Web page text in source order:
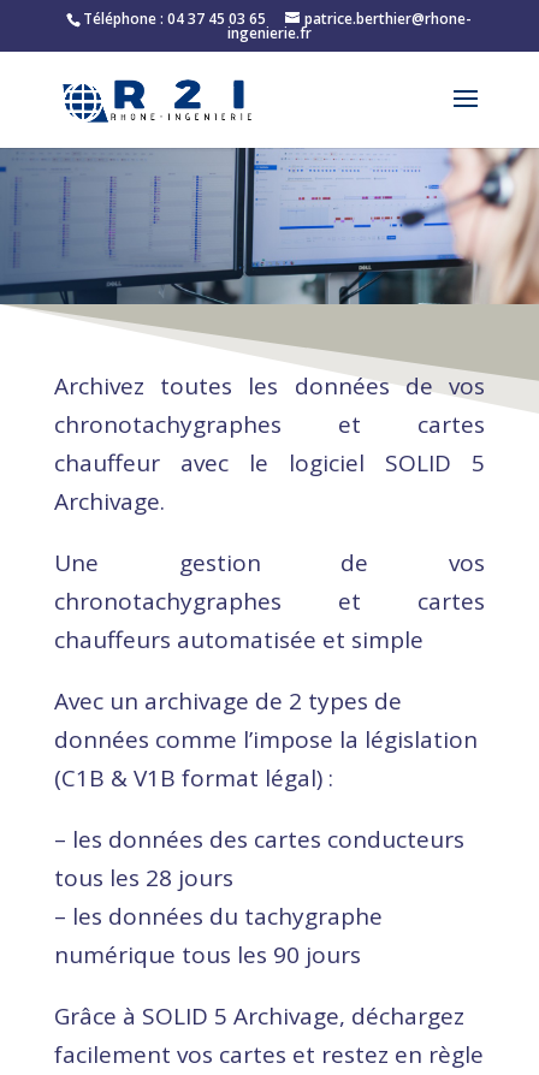
Téléphone : 04 37 45 03 65 patrice.berthier@rhone-
ingenierie.fr
Archivez toutes les données de vos
chronotachygraphes et cartes
chauffeur avec le logiciel SOLID 5
Archivage.
Une gestion de vos
chronotachygraphes et cartes
chauffeurs automatisée et simple
Avec un archivage de 2 types de
données comme l’impose la législation
(C1B & V1B format légal) :
– les données des cartes conducteurs
tous les 28 jours
– les données du tachygraphe
numérique tous les 90 jours
Grâce à SOLID 5 Archivage, déchargez
facilement vos cartes et restez en règle